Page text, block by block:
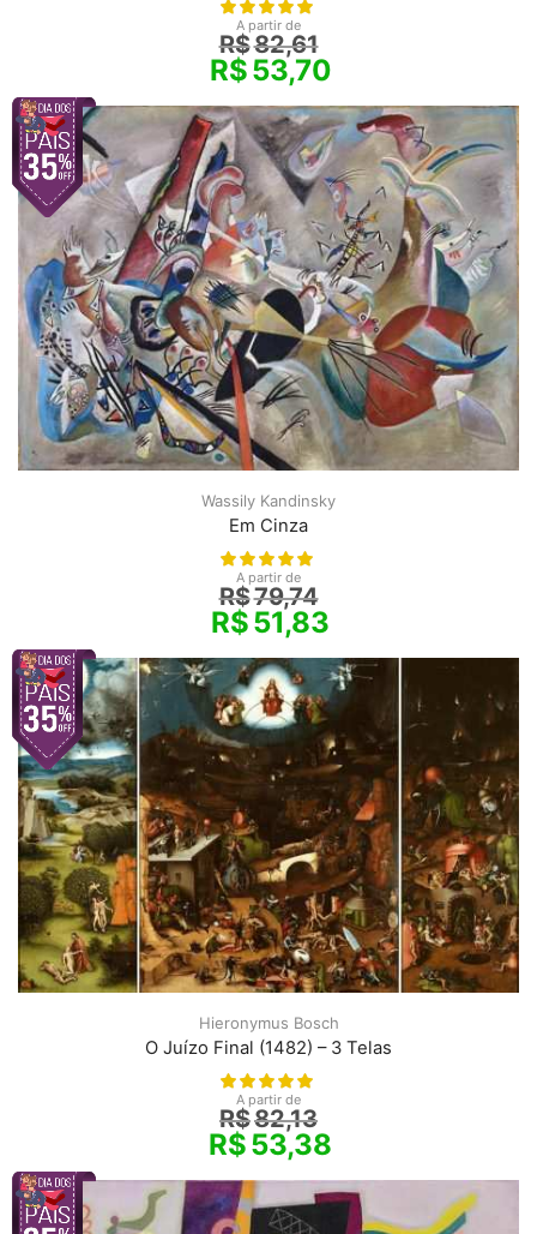
A partir de
R$82,61
R$53,70
Wassily Kandinsky
Em Cinza
A partir de
R$79,74
R$51,83
Hieronymus Bosch
O Juízo Final (1482) – 3 Telas
A partir de
R$82,13
R$53,38